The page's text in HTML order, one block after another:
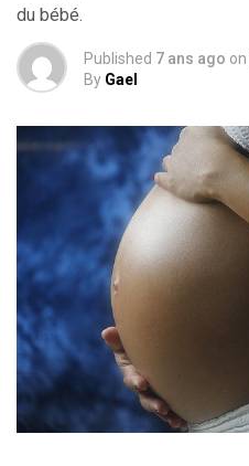
du bébé.
Published 7 ans ago on
By Gael